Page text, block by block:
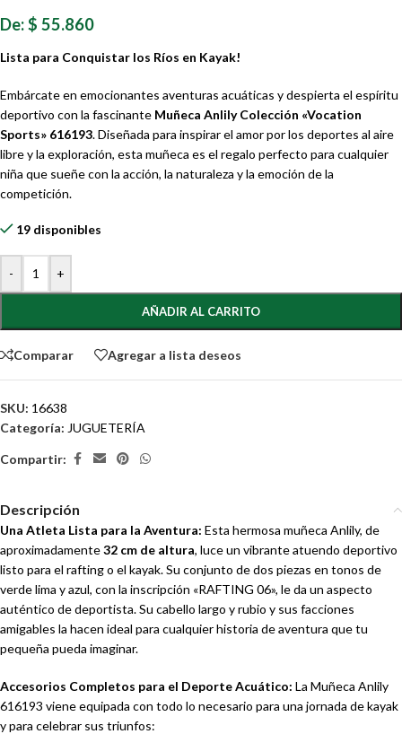
De:$ 55.860
Lista para Conquistar los Ríos en Kayak!
Embárcate en emocionantes aventuras acuáticas y despierta el espíritu
deportivo con la fascinante Muñeca Anlily Colección «Vocation
Sports» 616193. Diseñada para inspirar el amor por los deportes al aire
libre y la exploración, esta muñeca es el regalo perfecto para cualquier
niña que sueñe con la acción, la naturaleza y la emoción de la
competición.
19 disponibles
- +
AÑADIR AL CARRITO
Comparar Agregar a lista deseos
SKU: 16638
Categoría: JUGUETERÍA
Compartir:
Descripción
Una Atleta Lista para la Aventura: Esta hermosa muñeca Anlily, de
aproximadamente32 cm de altura, luce un vibrante atuendo deportivo
listo para el rafting o el kayak. Su conjunto de dos piezas en tonos de
verde lima y azul, con la inscripción «RAFTING 06», le da un aspecto
auténtico de deportista. Su cabello largo y rubio y sus facciones
amigables la hacen ideal para cualquier historia de aventura que tu
pequeña pueda imaginar.
Accesorios Completos para el Deporte Acuático: La Muñeca Anlily
616193 viene equipada con todo lo necesario para una jornada de kayak
y para celebrar sus triunfos: